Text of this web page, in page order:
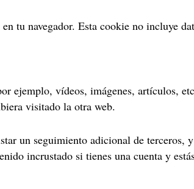
tu navegador. Esta cookie no incluye
ejemplo, vídeos, imágenes, artículos,
visitado la otra web.
un seguimiento adicional de terceros,
incrustado si tienes una cuenta y